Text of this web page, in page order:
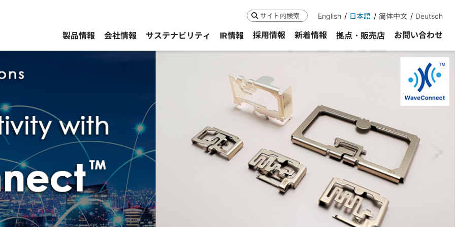
検索 English 日本語 简体中文 Deutsch
製品情報 会社情報 サステナビリティ IR情報 採用情報 新着情報 拠点・販売店 お問い合わせ